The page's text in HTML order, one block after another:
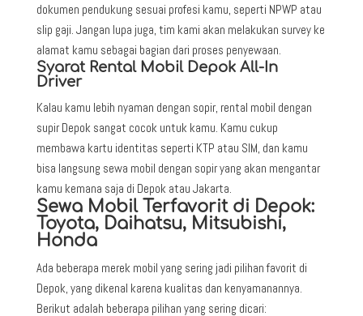
dokumen pendukung sesuai profesi kamu, seperti NPWP atau
slip gaji. Jangan lupa juga, tim kami akan melakukan survey ke
alamat kamu sebagai bagian dari proses penyewaan.
Syarat Rental Mobil Depok All-In
Driver
Kalau kamu lebih nyaman dengan sopir, rental mobil dengan
supir Depok sangat cocok untuk kamu. Kamu cukup
membawa kartu identitas seperti KTP atau SIM, dan kamu
bisa langsung sewa mobil dengan sopir yang akan mengantar
kamu kemana saja di Depok atau Jakarta.
Sewa Mobil Terfavorit di Depok:
Toyota, Daihatsu, Mitsubishi,
Honda
Ada beberapa merek mobil yang sering jadi pilihan favorit di
Depok, yang dikenal karena kualitas dan kenyamanannya.
Berikut adalah beberapa pilihan yang sering dicari: